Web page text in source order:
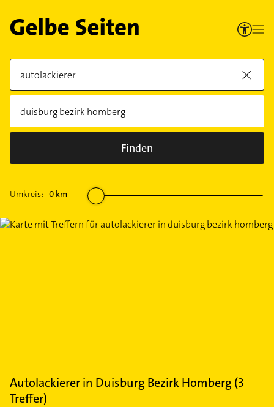
Finden
Umkreis: 0 km
Autolackiererin Duisburg Bezirk Homberg (3
Treffer)